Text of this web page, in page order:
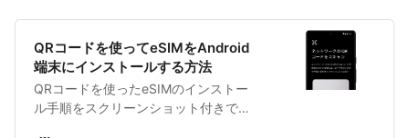
QRコードを使ってeSIMをAndroid
端末にインストールする方法
QRコードを使ったeSIMのインストー
ル手順をスクリーンショット付きで